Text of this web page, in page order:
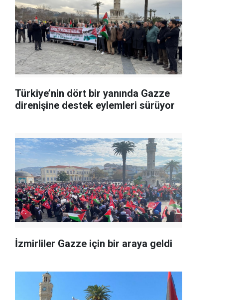
Türkiye’nin dört bir yanında Gazze
direnişine destek eylemleri sürüyor
İzmirliler Gazze için bir araya geldi